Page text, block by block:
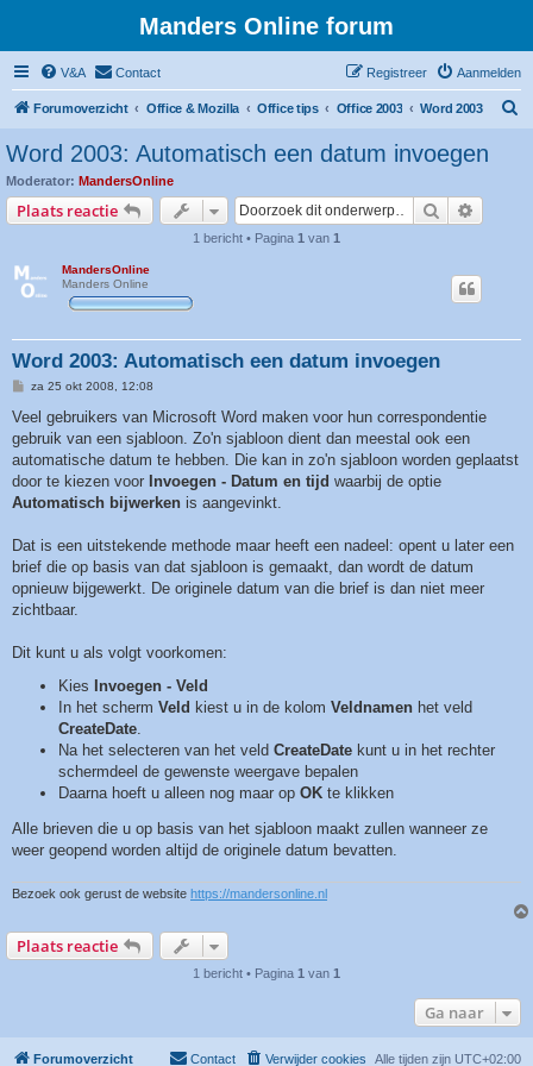
Manders Online forum
V&A Contact Aanmelden
Registreer
Forumoverzicht Office & Mozilla Office tips Office 2003 Word 2003
Word 2003: Automatisch een datum invoegen
Moderator: MandersOnline
Plaats reactie Zoek
1 bericht • Pagina 1 van 1
MandersOnline
Manders Online
Word 2003: Automatisch een datum invoegen
B
r
c
h
za 25 okt 2008, 12:08
Veel gebruikers van Microsoft Word maken voor hun correspondentie
gebruik van een sjabloon. Zo'n sjabloon dient dan meestal ook een
automatische datum te hebben. Die kan in zo'n sjabloon worden geplaatst
door te kiezen voor Invoegen - Datum en tijd waarbij de optie
Automatisch bijwerken is aangevinkt.
Dat is een uitstekende methode maar heeft een nadeel: opent u later een
brief die op basis van dat sjabloon is gemaakt, dan wordt de datum
opnieuw bijgewerkt. De originele datum van die brief is dan niet meer
zichtbaar.
Dit kunt u als volgt voorkomen:
Kies
Invoegen - Veld
In het scherm Veld kiest u in de kolom Veldnamen het veld
CreateDate
Na het selecteren van het veld CreateDate kunt u in het rechter
schermdeel de gewenste weergave bepalen
Daarna hoeft u alleen nog maar op OK te klikken
Alle brieven die u op basis van het sjabloon maakt zullen wanneer ze
weer geopend worden altijd de originele datum bevatten.
Bezoek ook gerust de website https://mandersonline.nl
Plaats reactie
1 bericht • Pagina 1 van 1
Ga naar
Forumoverzicht Alle tijden zijn UTC+02:00
Verwijder cookies
Contact